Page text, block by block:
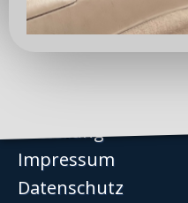
Events
Mitteilung
Impressum
Datenschutz